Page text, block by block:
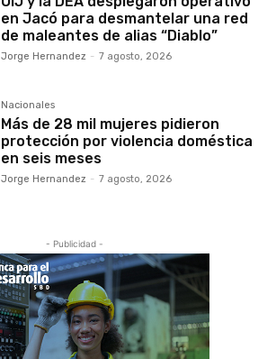
en Jacó para desmantelar una red
de maleantes de alias “Diablo”
Jorge Hernandez - 7 agosto, 2026
Nacionales
Más de 28 mil mujeres pidieron
protección por violencia doméstica
en seis meses
Jorge Hernandez - 7 agosto, 2026
- Publicidad -